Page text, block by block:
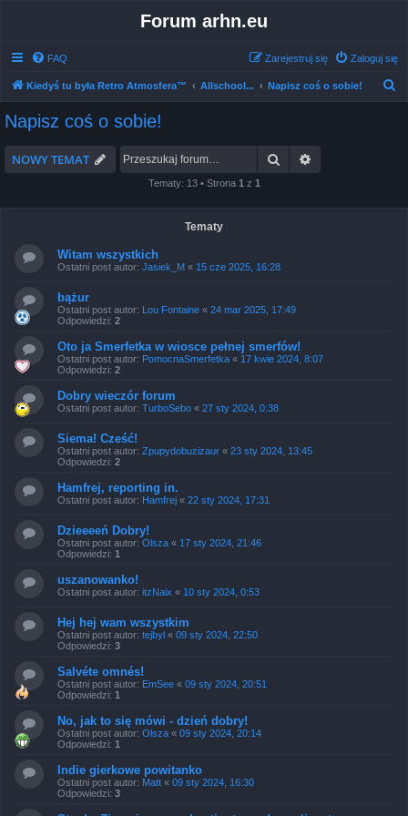
Forum arhn.eu
FAQ Zaloguj się
Zarejestruj się
Kiedyś tu była Retro Atmosfera™ Allschool... Napisz coś o sobie!
Napisz coś o sobie!
NOWY TEMAT Szukaj
Tematy: 13 • Strona 1 z 1
Tematy
Witam wszystkich
Ostatni post autor: Jasiek_M « 15 cze 2025, 16:28
bążur
Ostatni post autor: Lou Fontaine « 24 mar 2025, 17:49
Odpowiedzi: 2
Oto ja Smerfetka w wiosce pełnej smerfów!
Ostatni post autor: PomocnaSmerfetka « 17 kwie 2024, 8:07
Odpowiedzi: 2
Dobry wieczór forum
Ostatni post autor: TurboSebo « 27 sty 2024, 0:38
Siema! Cześć!
Ostatni post autor: Zpupydobuzizaur « 23 sty 2024, 13:45
Odpowiedzi: 2
Hamfrej, reporting in.
Ostatni post autor: Hamfrej « 22 sty 2024, 17:31
Dzieeeeń Dobry!
Ostatni post autor: Olsza « 17 sty 2024, 21:46
Odpowiedzi: 1
uszanowanko!
Ostatni post autor: itzNaix « 10 sty 2024, 0:53
Hej hej wam wszystkim
Ostatni post autor: tejbyl « 09 sty 2024, 22:50
Odpowiedzi: 3
Salvéte omnés!
Ostatni post autor: EmSee « 09 sty 2024, 20:51
Odpowiedzi: 1
No, jak to się mówi - dzień dobry!
Ostatni post autor: Olsza « 09 sty 2024, 20:14
Odpowiedzi: 1
Indie gierkowe powitanko
Ostatni post autor: Matt « 09 sty 2024, 16:30
Odpowiedzi: 3